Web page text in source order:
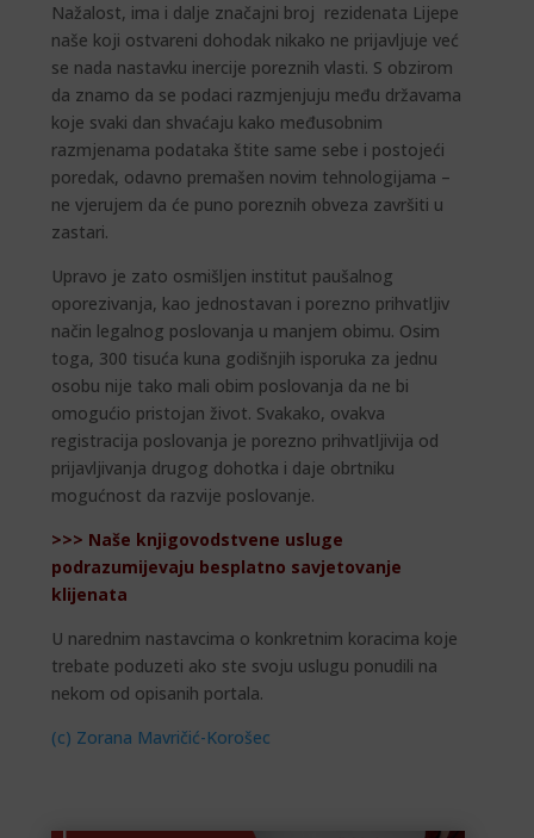
Nažalost, ima i dalje značajni broj rezidenata Lijepe
naše koji ostvareni dohodak nikako ne prijavljuje već
se nada nastavku inercije poreznih vlasti. S obzirom
da znamo da se podaci razmjenjuju među državama
koje svaki dan shvaćaju kako međusobnim
razmjenama podataka štite same sebe i postojeći
poredak, odavno premašen novim tehnologijama –
ne vjerujem da će puno poreznih obveza završiti u
zastari.
Upravo je zato osmišljen institut paušalnog
oporezivanja, kao jednostavan i porezno prihvatljiv
način legalnog poslovanja u manjem obimu. Osim
toga, 300 tisuća kuna godišnjih isporuka za jednu
osobu nije tako mali obim poslovanja da ne bi
omogućio pristojan život. Svakako, ovakva
registracija poslovanja je porezno prihvatljivija od
prijavljivanja drugog dohotka i daje obrtniku
mogućnost da razvije poslovanje.
>>> Naše knjigovodstvene usluge
podrazumijevaju besplatno savjetovanje
klijenata
U narednim nastavcima o konkretnim koracima koje
trebate poduzeti ako ste svoju uslugu ponudili na
nekom od opisanih portala.
(c) Zorana Mavričić-Korošec